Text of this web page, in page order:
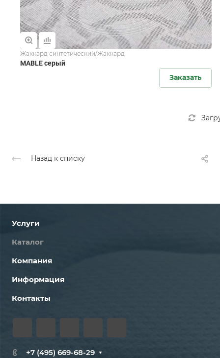
Жаккард синтетический/Жаккард
MABLE серый
Заказать
Назад к списку
Услуги
Каталог
Компания
Информация
Контакты
+7 (495) 669-68-29